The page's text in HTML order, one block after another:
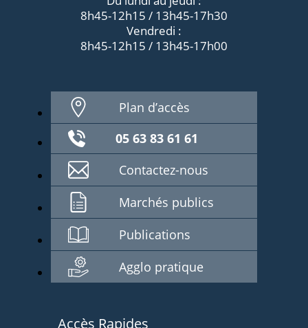
8h45-12h15 / 13h45-17h30
Vendredi :
8h45-12h15 / 13h45-17h00
Plan d’accès
05 63 83 61 61
Contactez-nous
Marchés publics
Publications
Agglo pratique
Accès Rapides